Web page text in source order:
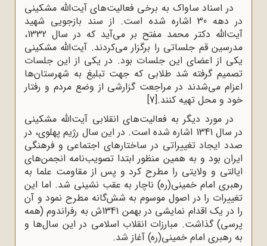
در اسناد ساواک به برخی فعالیت‌های آیت‌الله مشکینی
در دهه 30 اشاره شده است. از سند بازجویی شهید
آیت‌الله دکتر محمد مفتح بر می‌آید که در سال 1332،
مدرسین قم جلساتی را برگزار می‌کردند. آیت‌الله مشکینی
یکی از اعضای این جلسات بود. در یکی از این جلسات
تصمیم گرفته شد طلابی که جهت تبلیغ به شهرستان‌ها
اعزام می‌شدند در مراجعت گزارشی از وضع مردم و رفتار
خود و محل تهیه کنند.[7]
در مورد دیگر به فعالیت‌های انقلابی آیت‌الله مشکینی
در سال 1341 اشاره شده است. در این سال رژیم پهلوی، در
صدد ایجاد تغییراتی در ساختارهای اجتماعی و فرهنگی
ایران بود و به همین منظور ابتدا تصویب‌نامه انجمن‌های
ایالتی و ولایتی را مطرح کرد و پس از مقاومت علما به
رهبری امام خمینی(ره) ناچار به عقب نشینی شد. اما این
تغییرات را در اصول موسوم به شش‌گانه مطرح نمود و آن
را در یک اقدام نمایشی در بهمن 1341ش به رفراندوم (همه
پرسی) گذاشت. مبارزات انقلاب اسلامی در این سال‌ها و
به رهبری امام خمینی(ره) آغاز شد.